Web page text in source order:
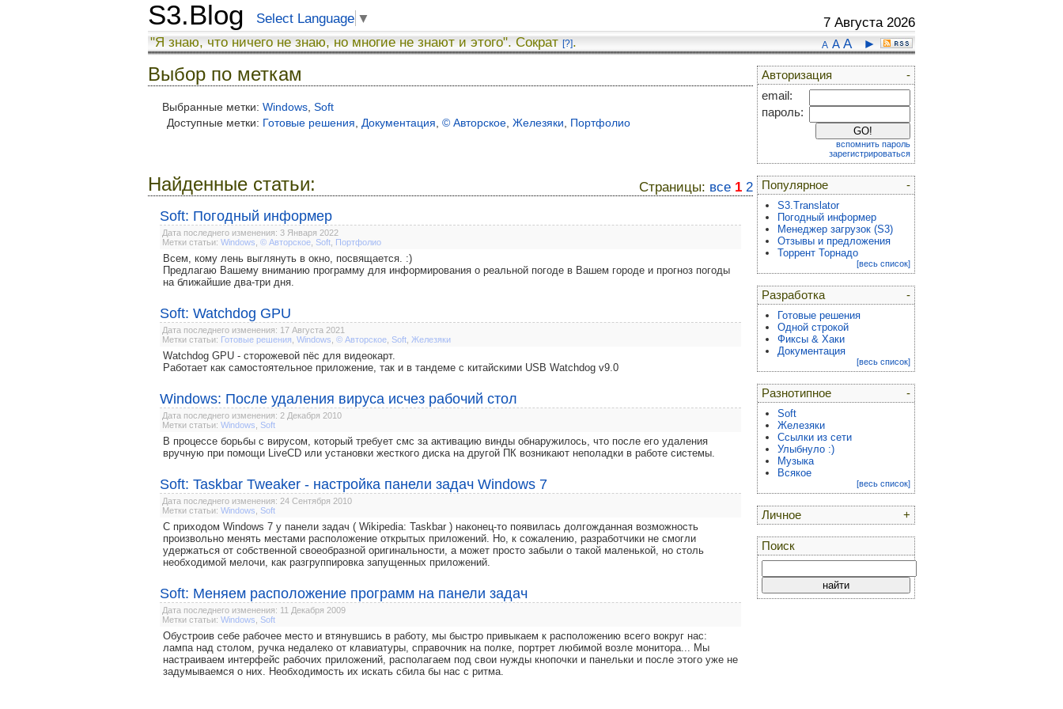
S3.Blog Select Language ▼ 7 Августа 2026
A A A ►
"Я знаю, что ничего не знаю, но многие не знают и этого". Сократ [?].
Выбор по меткам
Выбранные метки: Windows Soft
Доступные метки: Готовые решения Документация © Авторское Железяки Портфолио
Страницы: все 1 2
Найденные статьи:
Soft: Погодный информер
Дата последнего изменения: 3 Января 2022
Метки статьи: Windows © Авторское Soft Портфолио
Всем, кому лень выглянуть в окно, посвящается. :)
Предлагаю Вашему вниманию программу для информирования о реальной погоде в Вашем городе и прогноз погоды
на ближайшие два-три дня.
Soft: Watchdog GPU
Дата последнего изменения: 17 Августа 2021
Метки статьи: Готовые решения Windows © Авторское Soft Железяки
Watchdog GPU - сторожевой пёс для видеокарт.
Работает как самостоятельное приложение, так и в тандеме с китайскими USB Watchdog v9.0
Windows: После удаления вируса исчез рабочий стол
Дата последнего изменения: 2 Декабря 2010
Метки статьи: Windows Soft
В процессе борьбы с вирусом, который требует смс за активацию винды обнаружилось, что после его удаления
вручную при помощи LiveCD или установки жесткого диска на другой ПК возникают неполадки в работе системы.
Soft: Taskbar Tweaker - настройка панели задач Windows 7
Дата последнего изменения: 24 Сентября 2010
Метки статьи: Windows Soft
С приходом Windows 7 у панели задач ( Wikipedia: Taskbar ) наконец-то появилась долгожданная возможность
произвольно менять местами расположение открытых приложений. Но, к сожалению, разработчики не смогли
удержаться от собственной своеобразной оригинальности, а может просто забыли о такой маленькой, но столь
необходимой мелочи, как разгруппировка запущенных приложений.
Soft: Меняем расположение программ на панели задач
Дата последнего изменения: 11 Декабря 2009
Метки статьи: Windows Soft
Обустроив себе рабочее место и втянувшись в работу, мы быстро привыкаем к расположению всего вокруг нас:
лампа над столом, ручка недалеко от клавиатуры, справочник на полке, портрет любимой возле монитора... Мы
настраиваем интерфейс рабочих приложений, располагаем под свои нужды кнопочки и панельки и после этого уже не
задумываемся о них. Необходимость их искать сбила бы нас с ритма.
-
Авторизация
email:
пароль:
вспомнить пароль
зарегистрироваться
-
Популярное
S3.Translator
Погодный информер
Менеджер загрузок (S3)
Отзывы и предложения
Торрент Торнадо
[весь список]
-
Разработка
Готовые решения
Одной строкой
Фиксы & Хаки
Документация
[весь список]
-
Разнотипное
Soft
Железяки
Ссылки из сети
Улыбнуло :)
Музыка
Всякое
[весь список]
+
Личное
Поиск